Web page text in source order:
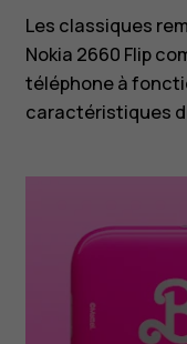
Les classiques
Nokia 2660 Flip
téléphone à
caractéristiques